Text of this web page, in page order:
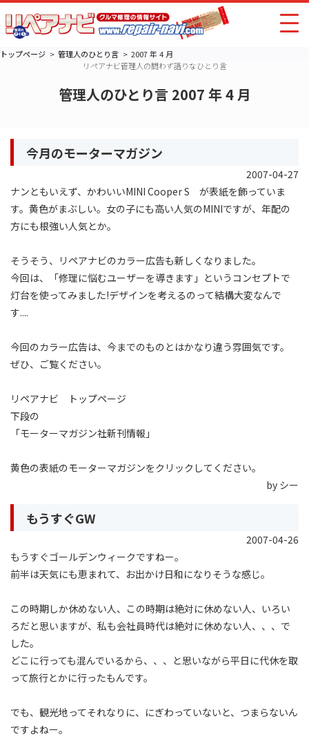
トップページ 管理人のひとり言
2007 年 4 月
リペアナビ管理人の問わず語りなひとり言
管理人のひとり言 2007 年 4 月
今月のモーターマガジン
2007-04-27
ナンともいえず、かわいいMINI Cooper S が表紙を飾っていま
す。黄色がまぶしい。女の子にも高い人気のMINIですが、年配の
方にも根強い人気とか。
そうそう、リペアナビのカラー広告も新しくなりました。
今回は、「修理に悩むユーザーを導きます」というコンセプトで
灯台を使ってみました!デザインを考えるのって結構大変なんで
す....
今回のカラー広告は、今までのものとはかなり違う雰囲気です。
ぜひ、ご覧ください。
リペアナビ トップページ
下段の
「モーターマガジン社新刊情報」
黄色の表紙のモーターマガジンをクリックしてください。
by シー
もうすぐGW
2007-04-26
もうすぐゴールデンウィークですねー。
前半は天気にも恵まれて、お出かけ日和になりそうな感じ。
この時期しか休めない人、この時期は絶対に休めない人、いろい
ろだと思いますが、私も会社員時代は絶対に休めない人、、、で
した。
どこに行っても混んでいるから、、、と思いながら平日に代休を取
って旅行とかに行ったもんです。
でも、観光地ってそれなりに、にぎわっていないと、つまらないん
ですよねー。